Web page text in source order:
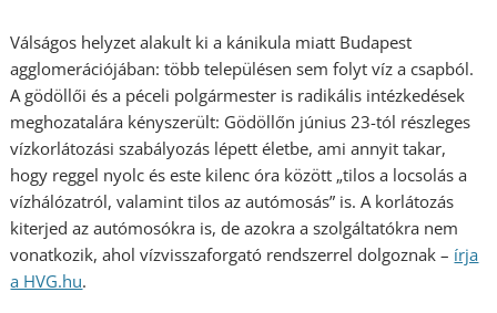
Válságos helyzet alakult ki a kánikula miatt Budapest
agglomerációjában: több településen sem folyt víz a csapból.
A gödöllői és a péceli polgármester is radikális intézkedések
meghozatalára kényszerült: Gödöllőn június 23-tól részleges
vízkorlátozási szabályozás lépett életbe, ami annyit takar,
hogy reggel nyolc és este kilenc óra között „tilos a locsolás a
vízhálózatról, valamint tilos az autómosás” is. A korlátozás
kiterjed az autómosókra is, de azokra a szolgáltatókra nem
vonatkozik, ahol vízvisszaforgató rendszerrel dolgoznak – írja
a HVG.hu.